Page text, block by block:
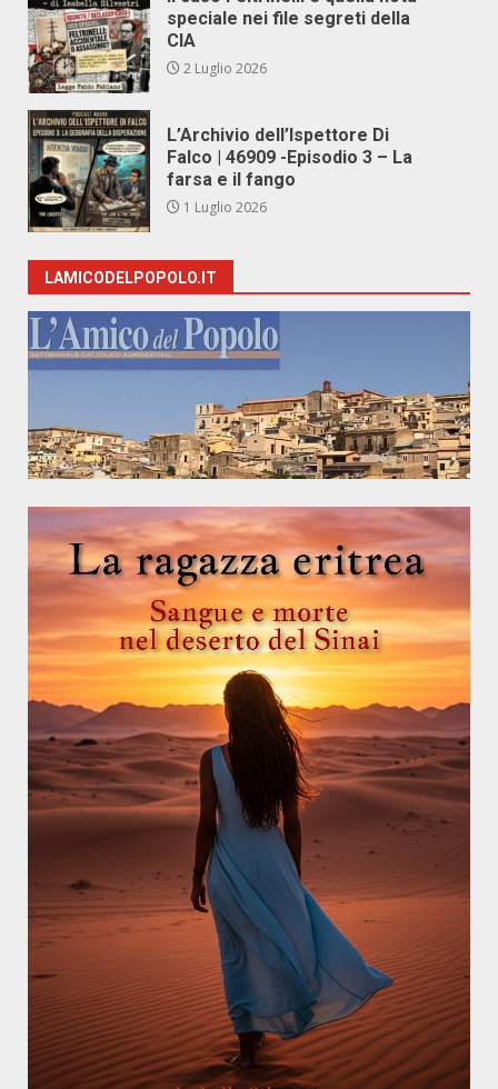
speciale nei file segreti della
CIA
2 Luglio 2026
L’Archivio dell’Ispettore Di
Falco | 46909 -Episodio 3 – La
farsa e il fango
1 Luglio 2026
LAMICODELPOPOLO.IT